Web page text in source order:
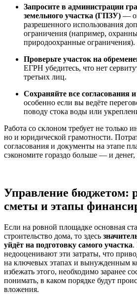
Запросите в администрации
земельного участка (ГПЗУ) —
разрешенного использования
ограничения (например,
природоохранные ограничения).
Проверьте участок на
ЕГРН убедитесь, что нет
третьих лиц.
Сохраняйте все согласования
особенно если вы ведёте
поводу стока воды или
Работа со склоном требует не только
но и юридической грамотности.
согласования и документы на этапе
сэкономите гораздо больше — и
Управление бюджетом:
сметы и этапы
Если на ровной площадке основная
строительство дома, то здесь
уйдёт на подготовку самого участка.
недооценивают эти затраты, что
на ключевых этапах и вынужденным
избежать этого, необходимо заранее
понимать, в каком порядке будут
вложения.